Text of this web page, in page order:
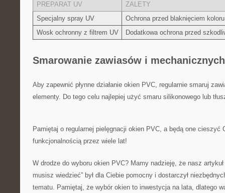
PREPARAT UV
ZALETY
Specjalny‍ spray UV
Ochrona przed blaknięciem koloru
Wosk ochronny z⁣ filtrem UV
Dodatkowa ‌ochrona ​przed
Smarowanie zawiasów i
Aby zapewnić płynne działanie okien PVC, regularnie smaruj
elementy. Do tego celu ⁢najlepiej użyć smaru ​silikonowego⁤ lub
Pamiętaj⁢ o‍ regularnej pielęgnacji‍ okien PVC, ⁤a ‍będą one cieszyć
funkcjonalnością ‌przez ⁢wiele lat!
W ‌drodze do ‍wyboru ⁢okien PVC? Mamy ‍nadzieję, że nasz
musisz‍ wiedzieć”‌ był dla Ciebie pomocny i ‌dostarczył
tematu. Pamiętaj, że wybór okien‌ to inwestycja na lata,‌ dlatego